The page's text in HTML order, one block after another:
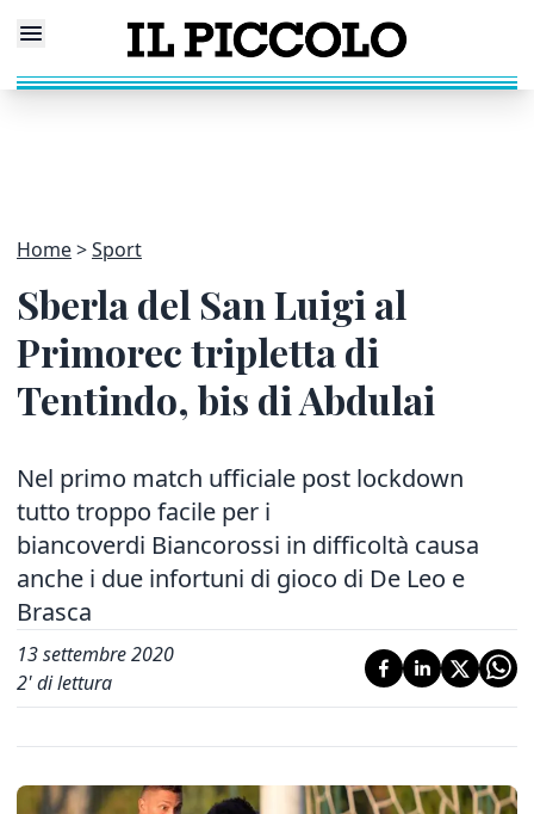
Home Sport
Sberla del San Luigi al
Primorec tripletta di
Tentindo, bis di Abdulai
Nel primo match ufficiale post lockdown
tutto troppo facile per i
biancoverdi Biancorossi in difficoltà causa
anche i due infortuni di gioco di De Leo e
Brasca
13 settembre 2020
2' di lettura